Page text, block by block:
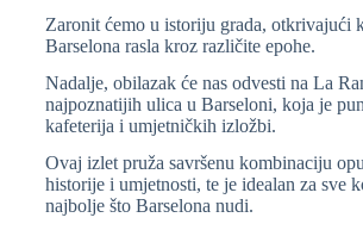
Zaronit ćemo u istoriju grada, otkrivajući
Barselona rasla kroz različite epohe.
Nadalje, obilazak će nas odvesti na La
najpoznatijih ulica u Barseloni, koja je
kafeterija i umjetničkih izložbi.
Ovaj izlet pruža savršenu kombinaciju
historije i umjetnosti, te je idealan za sve
najbolje što Barselona nudi.